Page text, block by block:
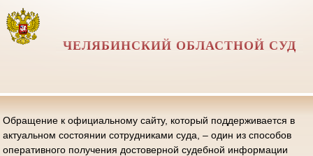
ЧЕЛЯБИНСКИЙ ОБЛАСТНОЙ СУД
Обращение к официальному сайту, который поддерживается в
актуальном состоянии сотрудниками суда, – один из способов
оперативного получения достоверной судебной информации